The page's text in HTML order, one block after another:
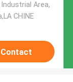
Area,
CHINE
Contact